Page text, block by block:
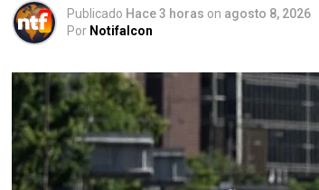
Publicado Hace 3 horas on agosto 8, 2026
Por Notifalcon